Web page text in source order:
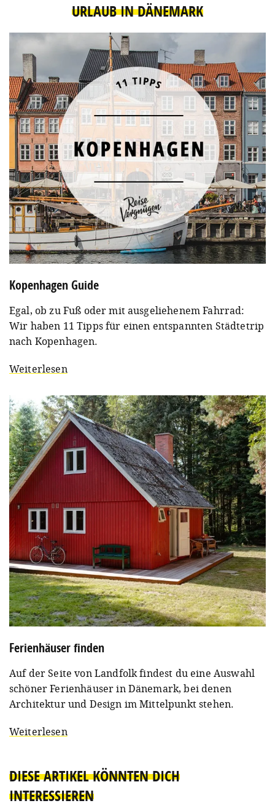
URLAUB IN DÄNEMARK
Kopenhagen Guide
Egal, ob zu Fuß oder mit ausgeliehenem Fahrrad:
Wir haben 11 Tipps für einen entspannten Städtetrip
nach Kopenhagen.
Weiterlesen
Ferienhäuser finden
Auf der Seite von Landfolk findest du eine Auswahl
schöner Ferienhäuser in Dänemark, bei denen
Architektur und Design im Mittelpunkt stehen.
Weiterlesen
DIESE ARTIKEL KÖNNTEN DICH
INTERESSIEREN